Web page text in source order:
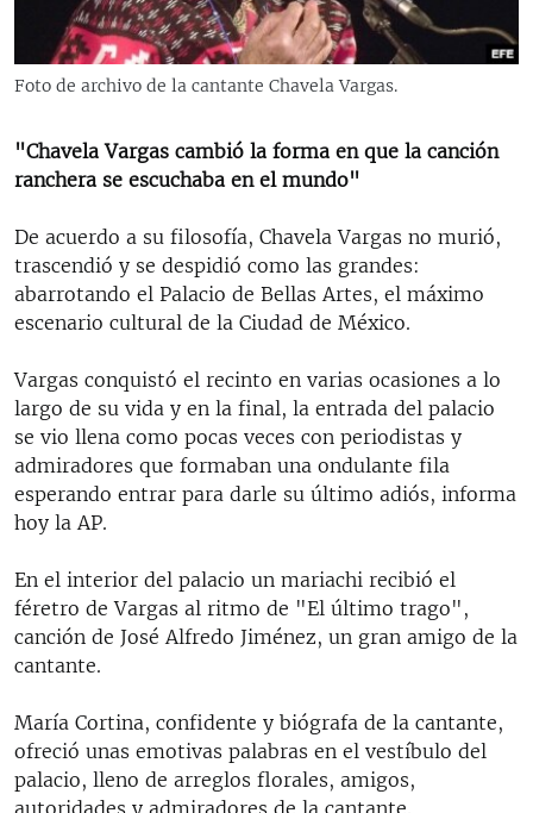
RADIO MARTÍ
ESPECIALES
LA REALIDAD DE LA VIVIENDA EN CUBA
SER VIEJO EN CUBA
KENTU-CUBANO
LOS SANTOS DE HIALEAH
DESINFORMACIÓN RUSA EN AMÉRICA LATINA
EDITORIALES
Foto de archivo de la cantante Chavela Vargas.
"Chavela Vargas cambió la forma en que la canción
ranchera se escuchaba en el mundo"
De acuerdo a su filosofía, Chavela Vargas no murió,
trascendió y se despidió como las grandes:
abarrotando el Palacio de Bellas Artes, el máximo
escenario cultural de la Ciudad de México.
Vargas conquistó el recinto en varias ocasiones a lo
largo de su vida y en la final, la entrada del palacio
se vio llena como pocas veces con periodistas y
admiradores que formaban una ondulante fila
esperando entrar para darle su último adiós, informa
hoy la AP.
En el interior del palacio un mariachi recibió el
féretro de Vargas al ritmo de "El último trago",
canción de José Alfredo Jiménez, un gran amigo de la
cantante.
María Cortina, confidente y biógrafa de la cantante,
ofreció unas emotivas palabras en el vestíbulo del
palacio, lleno de arreglos florales, amigos,
autoridades y admiradores de la cantante.